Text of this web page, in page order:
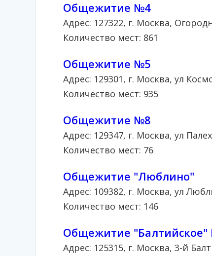
Общежитие №4
Адрес: 127322, г. Москва,
Количество мест: 861
Общежитие №5
Адрес: 129301, г. Москва, ул
Количество мест: 935
Общежитие №8
Адрес: 129347, г. Москва, ул
Количество мест: 76
Общежитие "Люблино"
Адрес: 109382, г. Москва, ул
Количество мест: 146
Общежитие "Балтийское"
Адрес: 125315, г. Москва, 3-й